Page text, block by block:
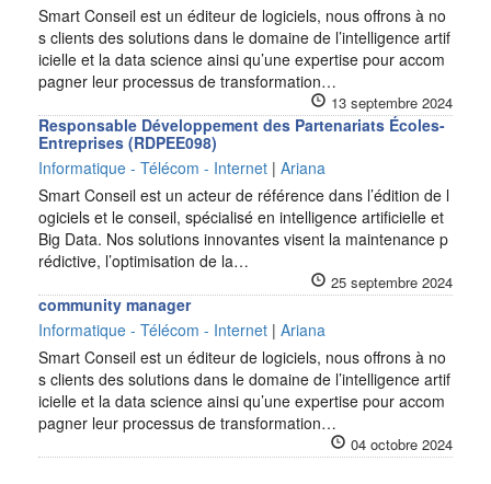
Smart Conseil est un éditeur de logiciels, nous offrons à no
s clients des solutions dans le domaine de l’intelligence artif
icielle et la data science ainsi qu’une expertise pour accom
pagner leur processus de transformation…
13 septembre 2024
Responsable Développement des Partenariats Écoles-
Entreprises (RDPEE098)
Informatique - Télécom - Internet | Ariana
Smart Conseil est un acteur de référence dans l’édition de l
ogiciels et le conseil, spécialisé en intelligence artificielle et
Big Data. Nos solutions innovantes visent la maintenance p
rédictive, l’optimisation de la…
25 septembre 2024
community manager
Informatique - Télécom - Internet | Ariana
Smart Conseil est un éditeur de logiciels, nous offrons à no
s clients des solutions dans le domaine de l’intelligence artif
icielle et la data science ainsi qu’une expertise pour accom
pagner leur processus de transformation…
04 octobre 2024